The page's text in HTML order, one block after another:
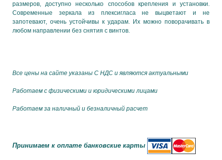
размеров, доступно несколько способов крепления и установки.
Современные зеркала из плексигласа не выцветают и не
запотевают, очень устойчивы к ударам. Их можно поворачивать в
любом направлении без снятия с винтов.
Все цены на сайте указаны С НДС и являются актуальными
Работаем с физическими и юридическими лицами
Работаем за наличный и безналичный расчет
Принимаем к оплате банковские карты